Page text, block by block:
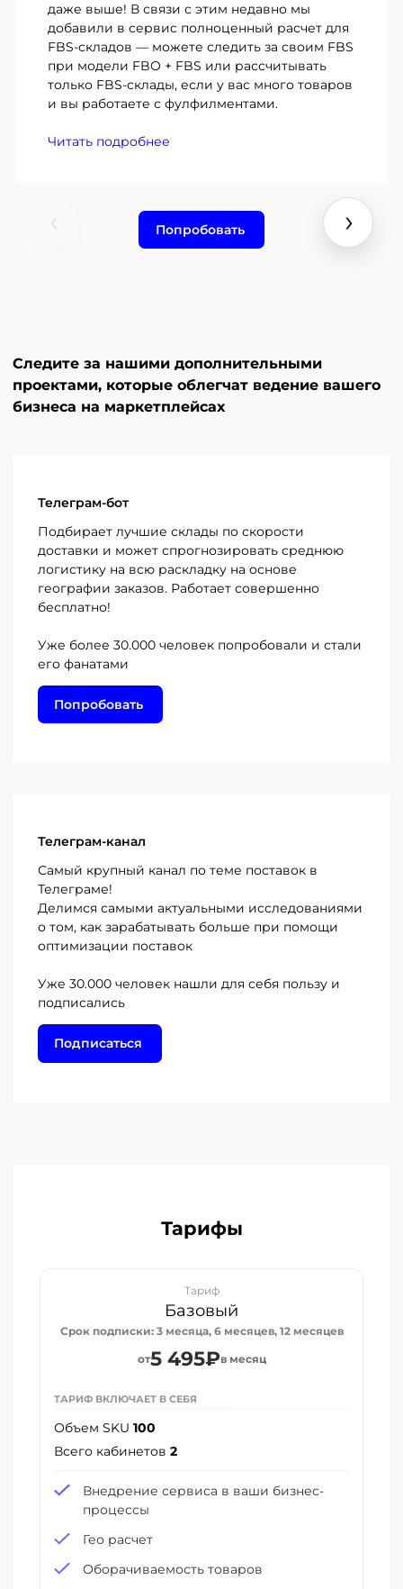
‹ ›
даже выше! В связи с этим недавно мы
добавили в сервис полноценный расчет для
FBS-складов — можете следить за своим FBS
при модели FBO + FBS или рассчитывать
только FBS-склады, если у вас много товаров
и вы работаете с фулфилментами.
Читать подробнее
Попробовать
Следите за нашими дополнительными
проектами, которые облегчат ведение вашего
бизнеса на маркетплейсах
Телеграм-бот
Подбирает лучшие склады по скорости
доставки и может спрогнозировать среднюю
логистику на всю раскладку на основе
географии заказов. Работает совершенно
бесплатно!
Уже более 30.000 человек попробовали и стали
его фанатами
Попробовать
Телеграм-канал
Самый крупный канал по теме поставок в
Телеграме!
Делимся самыми актуальными исследованиями
о том, как зарабатывать больше при помощи
оптимизации поставок
Уже 30.000 человек нашли для себя пользу и
подписались
Подписаться
Тарифы
Тариф
Базовый
Срок подписки: 3 месяца, 6 месяцев, 12 месяцев
от5 495₽в месяц
ТАРИФ ВКЛЮЧАЕТ В СЕБЯ
Объем SKU 100
Всего кабинетов 2
Внедрение сервиса в ваши бизнес-
процессы
Гео расчет
Оборачиваемость товаров